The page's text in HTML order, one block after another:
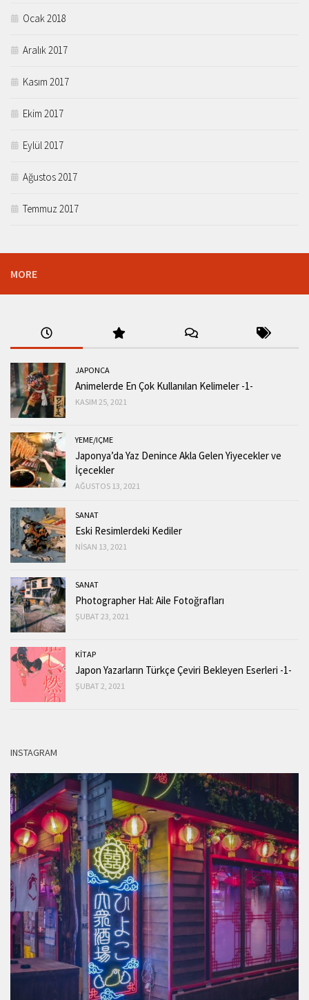
Ocak 2018
Aralık 2017
Kasım 2017
Ekim 2017
Eylül 2017
Ağustos 2017
Temmuz 2017
MORE
JAPONCA
Animelerde En Çok Kullanılan Kelimeler -1-
KASIM 25, 2021
YEME/IÇME
Japonya’da Yaz Denince Akla Gelen Yiyecekler ve
İçecekler
AĞUSTOS 13, 2021
SANAT
Eski Resimlerdeki Kediler
NISAN 13, 2021
SANAT
Photographer Hal: Aile Fotoğrafları
ŞUBAT 23, 2021
KİTAP
Japon Yazarların Türkçe Çeviri Bekleyen Eserleri -1-
ŞUBAT 2, 2021
INSTAGRAM